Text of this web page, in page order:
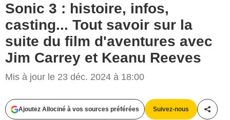
Sonic 3 : histoire, infos,
casting... Tout savoir sur la
suite du film d'aventures avec
Jim Carrey et Keanu Reeves
Mis à jour le 23 déc. 2024 à 18:00
Ajoutez Allociné à vos sources préférées Suivez-nous